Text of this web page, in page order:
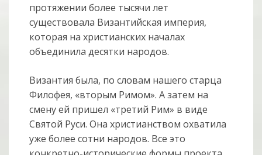
протяжении более тысячи лет
существовала Византийская империя,
которая на христианских началах
объединила десятки народов.
Византия была, по словам нашего старца
Филофея, «вторым Римом». А затем на
смену ей пришел «третий Рим» в виде
Святой Руси. Она христианством охватила
уже более сотни народов. Все это